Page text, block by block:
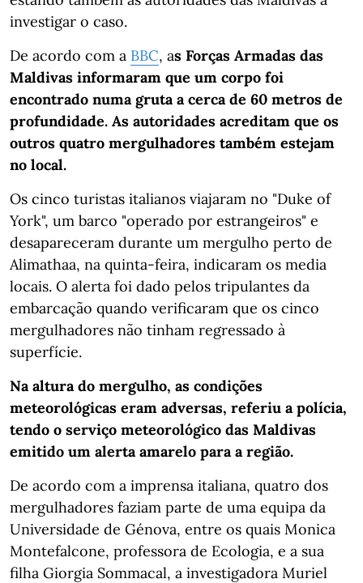
investigar o caso.
De acordo com a BBC, as Forças Armadas das
Maldivas informaram que um corpo foi
encontrado numa gruta a cerca de 60 metros de
profundidade. As autoridades acreditam que os
outros quatro mergulhadores também estejam
no local.
Os cinco turistas italianos viajaram no "Duke of
York", um barco "operado por estrangeiros" e
desapareceram durante um mergulho perto de
Alimathaa, na quinta-feira, indicaram os media
locais. O alerta foi dado pelos tripulantes da
embarcação quando verificaram que os cinco
mergulhadores não tinham regressado à
superfície.
Na altura do mergulho, as condições
meteorológicas eram adversas, referiu a polícia,
tendo o serviço meteorológico das Maldivas
emitido um alerta amarelo para a região.
De acordo com a imprensa italiana, quatro dos
mergulhadores faziam parte de uma equipa da
Universidade de Génova, entre os quais Monica
Montefalcone, professora de Ecologia, e a sua
filha Giorgia Sommacal, a investigadora Muriel